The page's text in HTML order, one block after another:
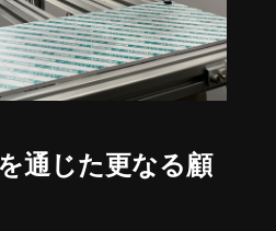
通じた更なる顧